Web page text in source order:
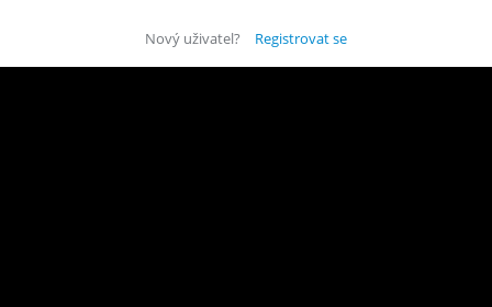
Nový uživatel? Registrovat se